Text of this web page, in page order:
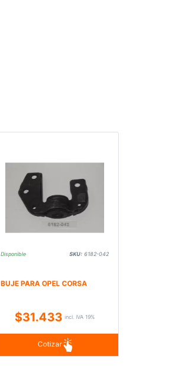
Disponible SKU: 6182-042
BUJE PARA OPEL CORSA
$31.433 incl. IVA 19%
Cotizar